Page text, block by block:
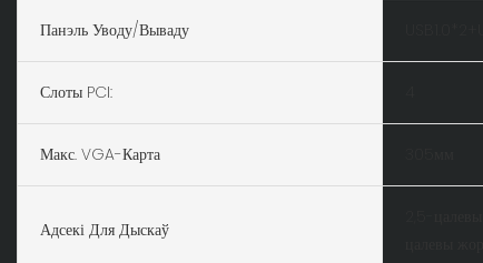
Панэль Уводу/вываду
Слоты PCI:
Макс. VGA-Карта
Адсекі Для Дыскаў